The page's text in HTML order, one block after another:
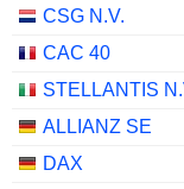
CSG N.V.
CAC 40
STELLANTIS
ALLIANZ SE
DAX